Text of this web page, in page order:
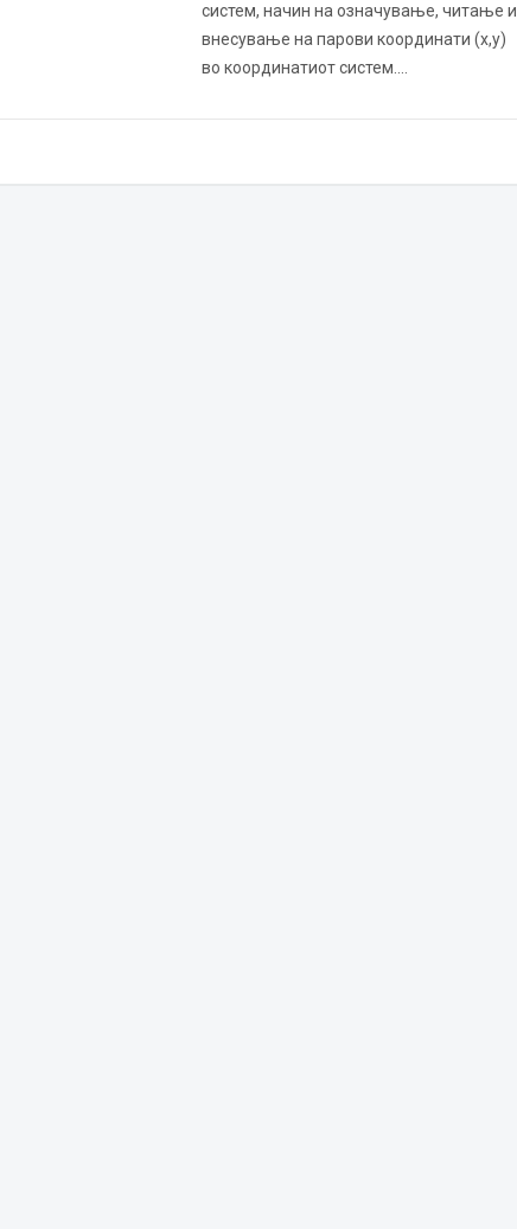
систем, начин на означување, читање и
внесување на парови координати (x,y)
во координатиот систем.…